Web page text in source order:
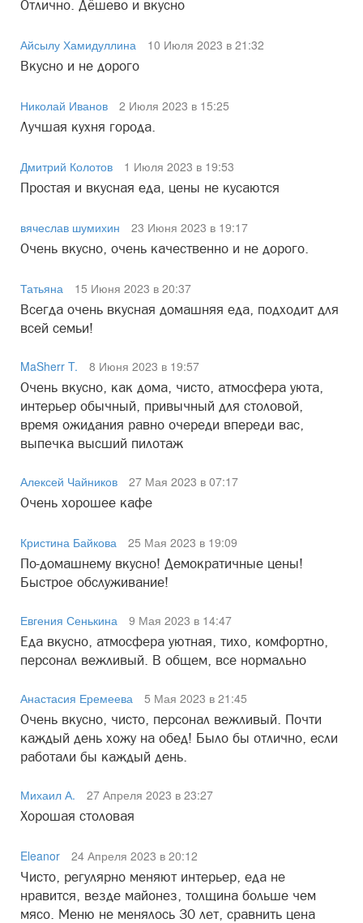
Отлично. Дёшево и вкусно
Айсылу Хамидуллина
10 Июля 2023 в 21:32
Вкусно и не дорого
Николай Иванов
2 Июля 2023 в 15:25
Лучшая кухня города.
Дмитрий Колотов
1 Июля 2023 в 19:53
Простая и вкусная еда, цены не кусаются
вячеслав шумихин
23 Июня 2023 в 19:17
Очень вкусно, очень качественно и не дорого.
Татьяна
15 Июня 2023 в 20:37
Всегда очень вкусная домашняя еда, подходит для
всей семьи!
MaSherr T.
8 Июня 2023 в 19:57
Очень вкусно, как дома, чисто, атмосфера уюта,
интерьер обычный, привычный для столовой,
время ожидания равно очереди впереди вас,
выпечка высший пилотаж
Алексей Чайников
27 Мая 2023 в 07:17
Очень хорошее кафе
Кристина Байкова
25 Мая 2023 в 19:09
По-домашнему вкусно! Демократичные цены!
Быстрое обслуживание!
Евгения Сенькина
9 Мая 2023 в 14:47
Еда вкусно, атмосфера уютная, тихо, комфортно,
персонал вежливый. В общем, все нормально
Анастасия Еремеева
5 Мая 2023 в 21:45
Очень вкусно, чисто, персонал вежливый. Почти
каждый день хожу на обед! Было бы отлично, если
работали бы каждый день.
Михаил А.
27 Апреля 2023 в 23:27
Хорошая столовая
Eleanor
24 Апреля 2023 в 20:12
Чисто, регулярно меняют интерьер, еда не
нравится, везде майонез, толщина больше чем
мясо. Меню не менялось 30 лет, сравнить цена